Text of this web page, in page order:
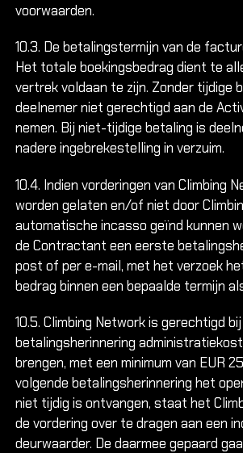
voorwaarden.
10.3. De betalingstermijn van de
Het totale boekingsbedrag dient te
vertrek voldaan te zijn. Zonder tijdige
deelnemer niet gerechtigd aan de
nemen. Bij niet-tijdige betaling is
nadere ingebrekestelling in verzuim.
10.4. Indien vorderingen van Climbing
worden gelaten en/of niet door
automatische incasso geïnd kunnen
de Contractant een eerste
post of per e-mail, met het verzoek
bedrag binnen een bepaalde termijn
10.5. Climbing Network is gerechtigd
betalingsherinnering
brengen, met een minimum van EUR
volgende betalingsherinnering het
niet tijdig is ontvangen, staat het
de vordering over te dragen aan een
deurwaarder. De daarmee gepaard